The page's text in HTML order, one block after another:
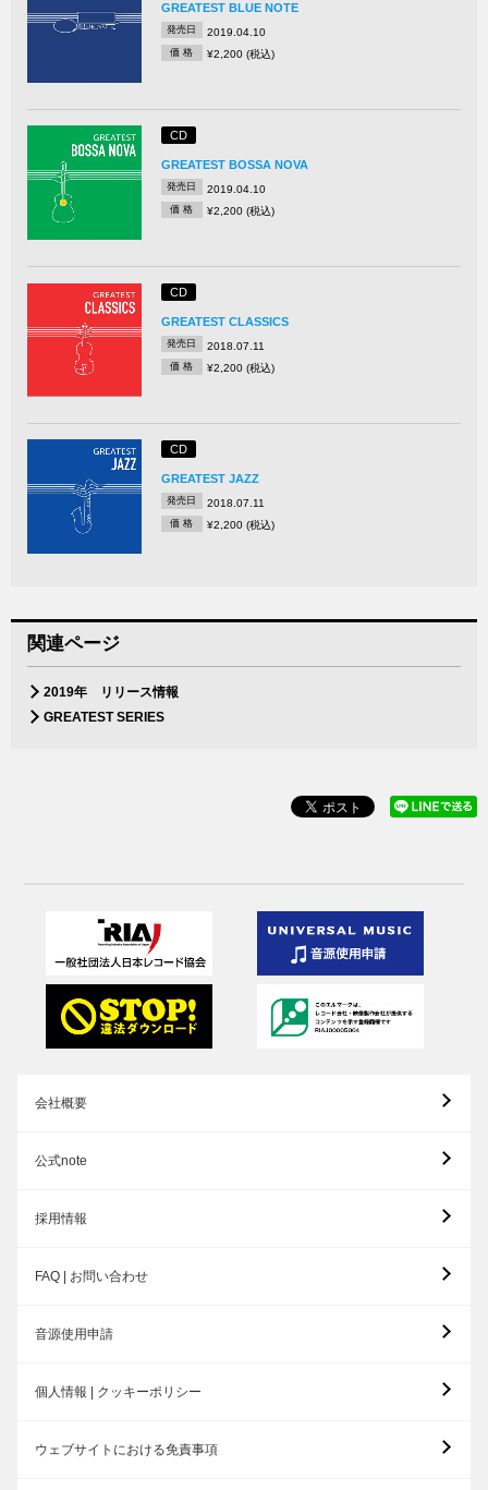
GREATEST BLUE NOTE
発売日 2019.04.10
価 格 ¥2,200 (税込)
CD
GREATEST BOSSA NOVA
発売日 2019.04.10
価 格 ¥2,200 (税込)
CD
GREATEST CLASSICS
発売日 2018.07.11
価 格 ¥2,200 (税込)
CD
GREATEST JAZZ
発売日 2018.07.11
価 格 ¥2,200 (税込)
関連ページ
2019年 リリース情報
GREATEST SERIES
会社概要
公式note
採用情報
FAQ | お問い合わせ
音源使用申請
個人情報 | クッキーポリシー
ウェブサイトにおける免責事項